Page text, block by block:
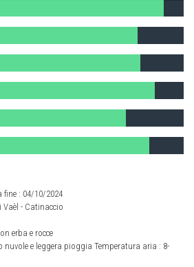
: 04/10/2024
- Catinaccio
erba e rocce
nuvole e leggera pioggia Temperatura aria : 8-